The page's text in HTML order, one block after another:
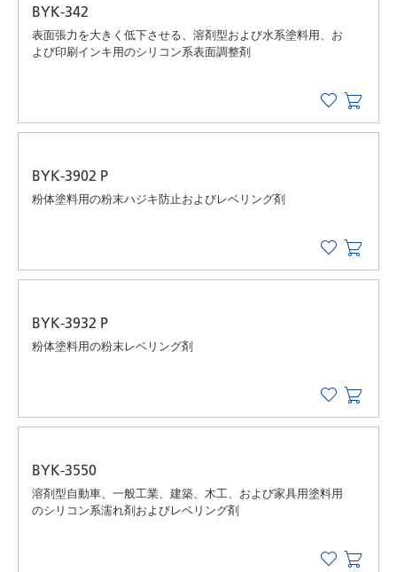
BYK-342
表面張力を大きく低下させる、溶剤型および水系塗料用、お
よび印刷インキ用のシリコン系表面調整剤
BYK-3902 P
粉体塗料用の粉末ハジキ防止およびレベリング剤
BYK-3932 P
粉体塗料用の粉末レベリング剤
BYK-3550
溶剤型自動車、一般工業、建築、木工、および家具用塗料用
のシリコン系濡れ剤およびレベリング剤